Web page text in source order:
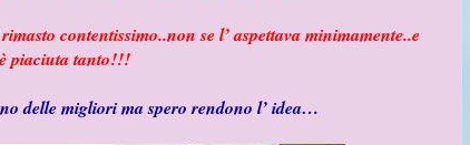
contentissimo..non se l’ aspettava minimamente..e
piaciuta tanto!!!
delle migliori ma spero rendono l’ idea…